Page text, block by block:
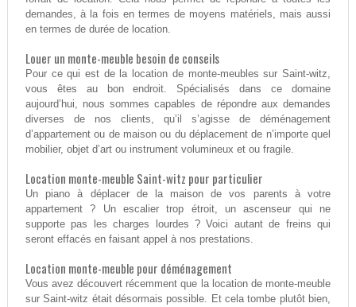
demandes, à la fois en termes de moyens matériels, mais aussi
en termes de durée de location.
Louer un monte-meuble besoin de conseils
Pour ce qui est de la location de monte-meubles sur Saint-witz,
vous êtes au bon endroit. Spécialisés dans ce domaine
aujourd’hui, nous sommes capables de répondre aux demandes
diverses de nos clients, qu’il s’agisse de déménagement
d’appartement ou de maison ou du déplacement de n’importe quel
mobilier, objet d’art ou instrument volumineux et ou fragile.
Location monte-meuble Saint-witz pour particulier
Un piano à déplacer de la maison de vos parents à votre
appartement ? Un escalier trop étroit, un ascenseur qui ne
supporte pas les charges lourdes ? Voici autant de freins qui
seront effacés en faisant appel à nos prestations.
Location monte-meuble pour déménagement
Vous avez découvert récemment que la location de monte-meuble
sur Saint-witz était désormais possible. Et cela tombe plutôt bien,